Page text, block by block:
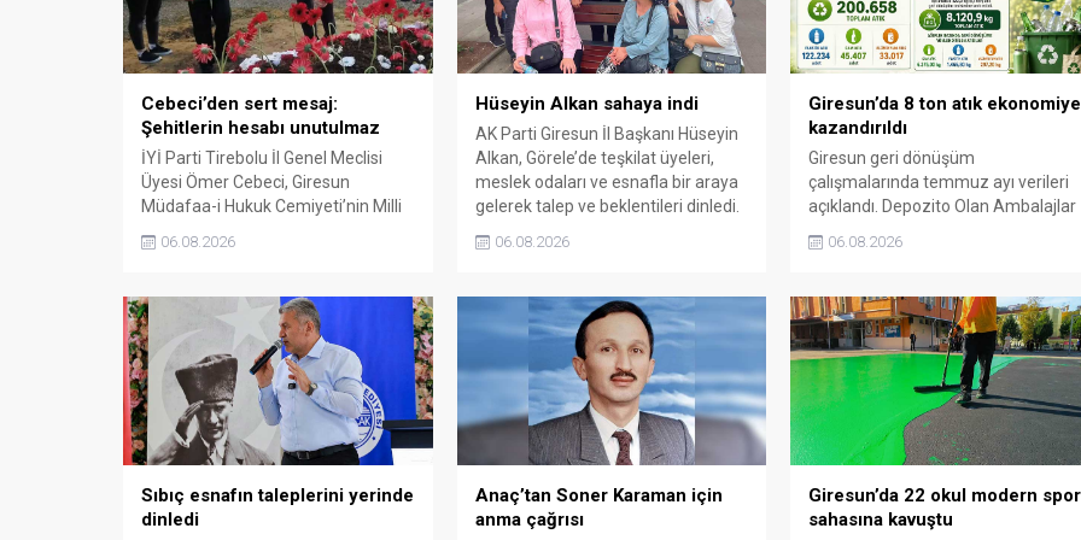
Cebeci’den sert mesaj:
Şehitlerin hesabı unutulmaz
İYİ Parti Tirebolu İl Genel Meclisi
Üyesi Ömer Cebeci, Giresun
Müdafaa-i Hukuk Cemiyeti’nin Milli
dikkat çekti. Cebeci, Giresun’un
üstlendiği tarihi sorumluluğun
gelecek nesillere doğru anlatılması
gerektiğini söyledi.
06.08.2026
Hüseyin Alkan sahaya indi
AK Parti Giresun İl Başkanı Hüseyin
Alkan, Görele’de teşkilat üyeleri,
meslek odaları ve esnafla bir araya
gelerek talep ve beklentileri dinledi.
06.08.2026
Giresun’da 8 ton atık ekonomiye
kazandırıldı
Giresun geri dönüşüm
çalışmalarında temmuz ayı verileri
açıklandı. Depozito Olan Ambalajlar
vatandaşlar, yüz binlerce ambalajın
06.08.2026
Sıbıç esnafın taleplerini yerinde
dinledi
Anaç’tan Soner Karaman için
anma çağrısı
Giresun’da 22 okul modern spor
sahasına kavuştu